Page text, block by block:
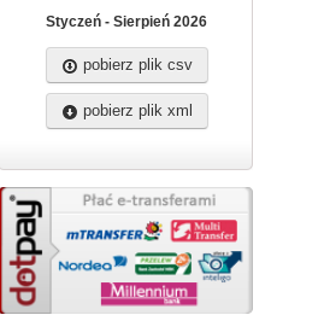
Styczeń - Sierpień 2026
pobierz plik csv
pobierz plik xml